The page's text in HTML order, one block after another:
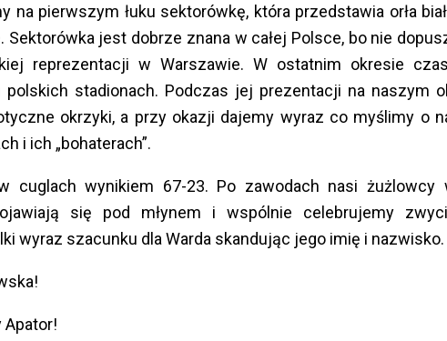
na pierwszym łuku sektorówkę, która przedstawia orła
Sektorówka jest dobrze znana w całej Polsce, bo nie
reprezentacji w Warszawie. W ostatnim okresie
polskich stadionach. Podczas jej prezentacji na naszym
okrzyki, a przy okazji dajemy wyraz co myślimy o
i ich „bohaterach”.
cuglach wynikiem 67-23. Po zawodach nasi żużlowcy
się pod młynem i wspólnie celebrujemy
wyraz szacunku dla Warda skandując jego imię i nazwisko.
Apator!
03.07.2026 godz. 18:00
40 : 50
Falubaz
Góra
wynik meczu
02.08.2026 godz.
Leszno
02.08.2026 godz.